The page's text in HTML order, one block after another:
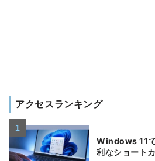
アクセスランキング
Windows 11
利なショート